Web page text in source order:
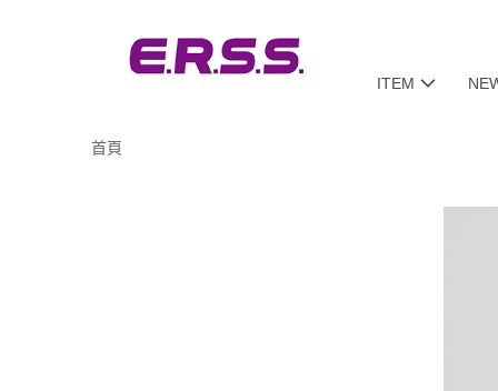
ITEM
首頁